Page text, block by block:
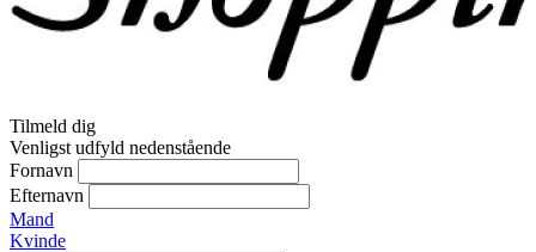
Tilmeld dig
Venligst udfyld nedenstående
Fornavn
Efternavn
Mand
Kvinde